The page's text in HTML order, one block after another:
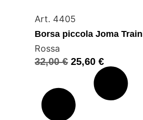
Art. 4405
Borsa piccola Joma
Rossa
32,00€ 25,60€